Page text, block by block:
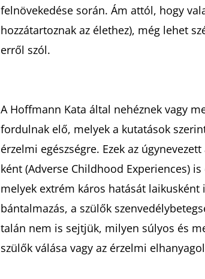
átlagos
értékelése
5-
csillag.
felnövekedése során. Ám attól, hogy
hozzátartoznak az élethez), még lehet
erről szól.
A Hoffmann Kata által nehéznek vagy
fordulnak elő, melyek a kutatások
érzelmi egészségre. Ezek az
ként (Adverse Childhood Experiences)
melyek extrém káros hatását
bántalmazás, a szülők
talán nem is sejtjük, milyen súlyos és
szülők válása vagy az érzelmi